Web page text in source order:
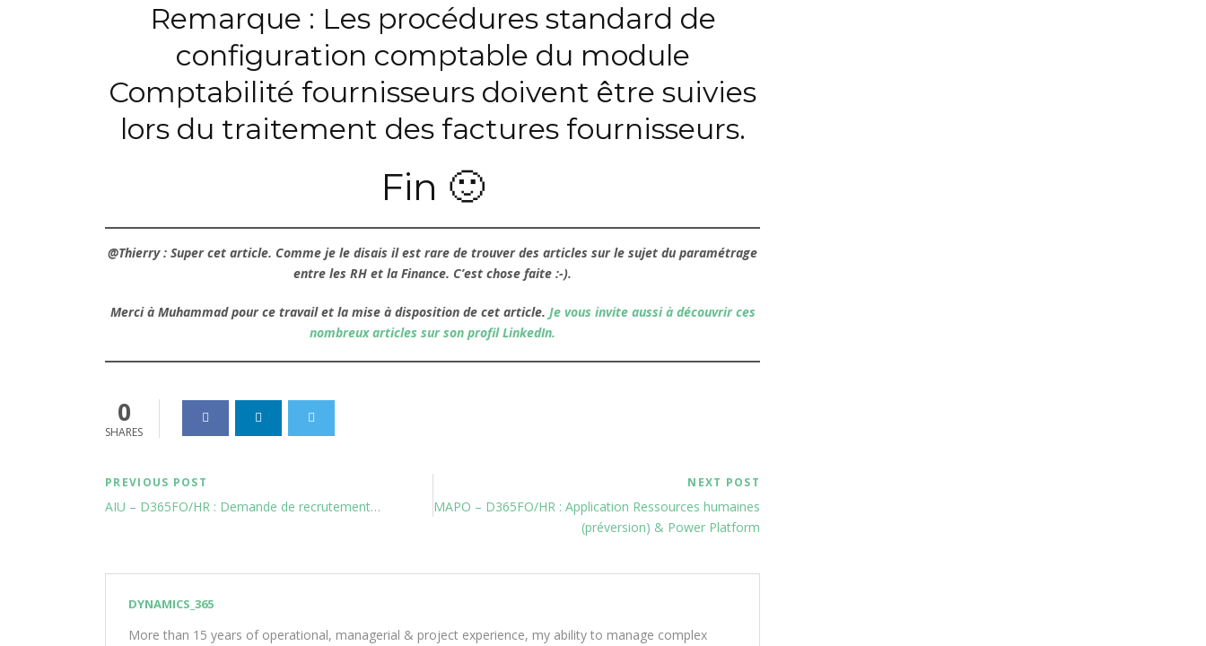
Remarque : Les procédures standard de
configuration comptable du module
Comptabilité fournisseurs doivent être suivies
lors du traitement des factures fournisseurs.
Fin 🙂
@Thierry : Super cet article. Comme je le disais il est rare de trouver des articles sur le sujet du paramétrage
entre les RH et la Finance. C’est chose faite :-).
Merci à Muhammad pour ce travail et la mise à disposition de cet article. Je vous invite aussi à découvrir ces
nombreux articles sur son profil LinkedIn.
0
SHARES
PREVIOUS POST
AIU – D365FO/HR : Demande de recrutement…
NEXT POST
MAPO – D365FO/HR : Application Ressources humaines
(préversion) & Power Platform
DYNAMICS_365
More than 15 years of operational, managerial & project experience, my ability to manage complex